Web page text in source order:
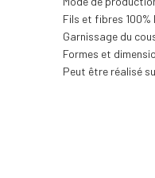
Fils et fibres 100%
Garnissage du
Formes et
Peut être réalisé